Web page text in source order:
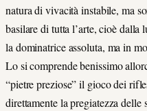
natura di vivacità instabile, ma
basilare di tutta l’arte, cioè
la dominatrice assoluta, ma in
Lo si comprende benissimo
“pietre preziose” il gioco dei
direttamente la pregiatezza